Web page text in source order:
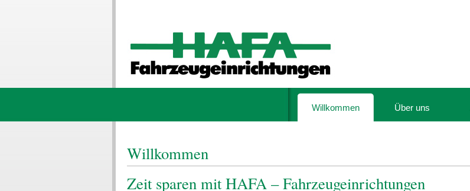
Willkommen Über uns
Willkommen
Zeit sparen mit HAFA – Fahrzeugeinrichtungen